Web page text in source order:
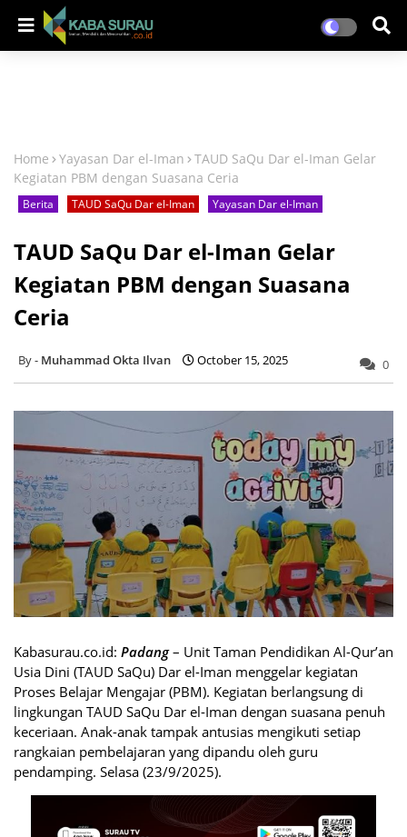
Home Yayasan Dar el-Iman
TAUD SaQu Dar el-Iman Gelar
Kegiatan PBM dengan Suasana Ceria
Berita TAUD SaQu Dar el-Iman Yayasan Dar el-Iman
TAUD SaQu Dar el-Iman Gelar
Kegiatan PBM dengan Suasana
Ceria
Muhammad Okta Ilvan October 15, 2025 0
Kabasurau.co.id: Padang– Unit Taman Pendidikan Al-Qur’an
Usia Dini (TAUD SaQu) Dar el-Iman menggelar kegiatan
Proses Belajar Mengajar (PBM). Kegiatan berlangsung di
lingkungan TAUD SaQu Dar el-Iman dengan suasana penuh
keceriaan. Anak-anak tampak antusias mengikuti setiap
rangkaian pembelajaran yang dipandu oleh guru
pendamping. Selasa (23/9/2025).